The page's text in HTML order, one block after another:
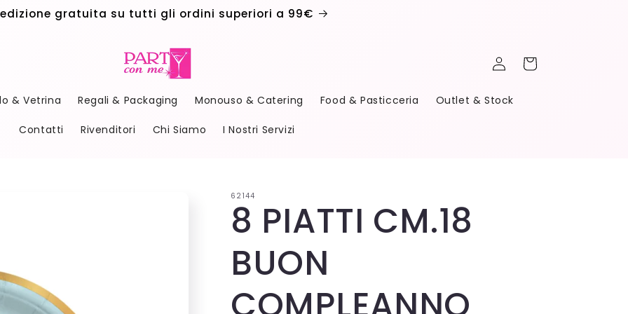
gratuita su tutti gli ordini superiori a 99€
& Vetrina Regali & Packaging Monouso & Catering Food & Pasticceria Outlet & Stock
Contatti Rivenditori Chi Siamo I Nostri Servizi
Accedi Carrello
62144
8 PIATTI CM.18
BUON